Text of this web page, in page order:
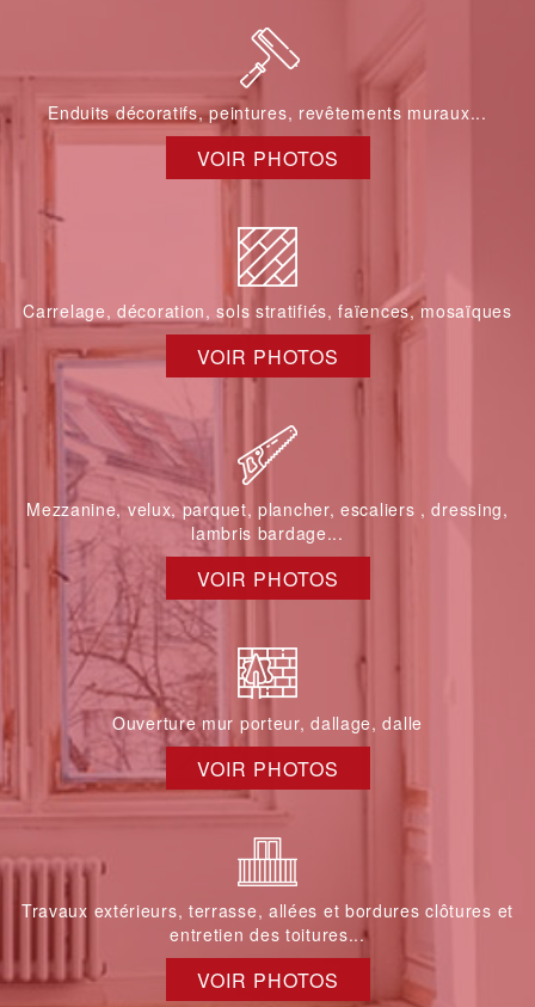
Enduits décoratifs, peintures, revêtements muraux...
VOIR PHOTOS
Carrelage, décoration, sols stratifiés, faïences, mosaïques
VOIR PHOTOS
Mezzanine, velux, parquet, plancher, escaliers , dressing,
lambris bardage...
VOIR PHOTOS
Ouverture mur porteur, dallage, dalle
VOIR PHOTOS
Travaux extérieurs, terrasse, allées et bordures clôtures et
entretien des toitures...
VOIR PHOTOS